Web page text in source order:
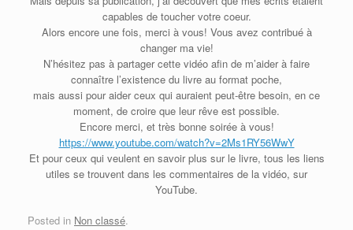
capables de toucher votre coeur.
Alors encore une fois, merci à vous! Vous avez contribué à
changer ma vie!
N’hésitez pas à partager cette vidéo afin de m’aider à faire
connaître l’existence du livre au format poche,
mais aussi pour aider ceux qui auraient peut-être besoin, en ce
moment, de croire que leur rêve est possible.
Encore merci, et très bonne soirée à vous!
https://www.youtube.com/watch?v=2Ms1RY56WwY
Et pour ceux qui veulent en savoir plus sur le livre, tous les liens
utiles se trouvent dans les commentaires de la vidéo, sur
YouTube.
Posted in Non classé.